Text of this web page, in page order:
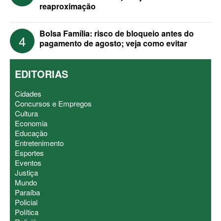
reaproximação
4
Bolsa Família: risco de bloqueio antes do
pagamento de agosto; veja como evitar
EDITORIAS
Cidades
Concursos e Empregos
Cultura
Economia
Educação
Entretenimento
Esportes
Eventos
Justiça
Mundo
Paraíba
Policial
Política